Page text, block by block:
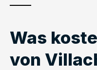
Was
von